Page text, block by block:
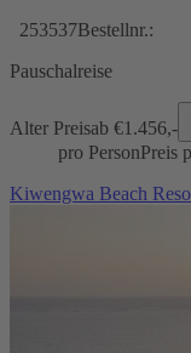
253537Bestellnr.:
Pauschalreise
Alter Preisab €1.456,-
pro PersonPreis
Kiwengwa Beach